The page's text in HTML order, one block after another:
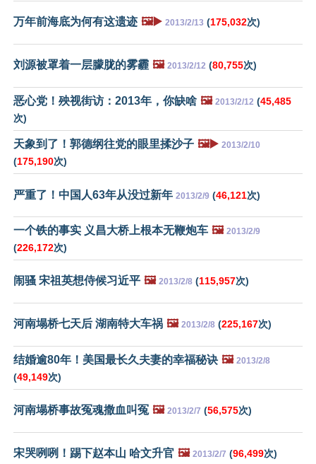
万年前海底为何有这遗迹 🖼️▶️ 2013/2/13 (175,032次)
刘源被罩着一层朦胧的雾霾 🖼️ 2013/2/12 (80,755次)
恶心党！殃视街访：2013年，你缺啥 🖼️ 2013/2/12 (45,485
次)
天象到了！郭德纲往党的眼里揉沙子 🖼️▶️ 2013/2/10
(175,190次)
严重了！中国人63年从没过新年 2013/2/9 (46,121次)
一个铁的事实 义昌大桥上根本无鞭炮车 🖼️ 2013/2/9
(226,172次)
闹骚 宋祖英想侍候习近平 🖼️ 2013/2/8 (115,957次)
河南塌桥七天后 湖南特大车祸 🖼️ 2013/2/8 (225,167次)
结婚逾80年！美国最长久夫妻的幸福秘诀 🖼️ 2013/2/8
(49,149次)
河南塌桥事故冤魂撒血叫冤 🖼️ 2013/2/7 (56,575次)
宋哭咧咧！踢下赵本山 哈文升官 🖼️ 2013/2/7 (96,499次)